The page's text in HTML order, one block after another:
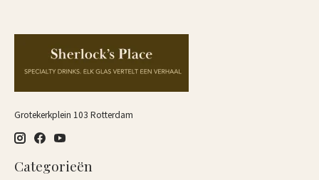
Grotekerkplein 103 Rotterdam
Categorieën